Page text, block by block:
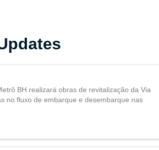
BH realizará obras de revitalização da Via
no fluxo de embarque e desembarque nas